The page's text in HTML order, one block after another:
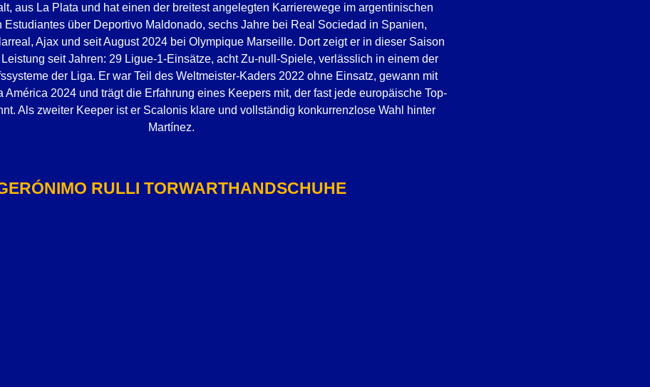
aus La Plata und hat einen der breitest angelegten Karrierewege im argentinischen
Estudiantes über Deportivo Maldonado, sechs Jahre bei Real Sociedad in Spanien,
Ajax und seit August 2024 bei Olympique Marseille. Dort zeigt er in dieser Saison
seit Jahren: 29 Ligue-1-Einsätze, acht Zu-null-Spiele, verlässlich in einem der
der Liga. Er war Teil des Weltmeister-Kaders 2022 ohne Einsatz, gewann mit
América 2024 und trägt die Erfahrung eines Keepers mit, der fast jede europäische Top-
Als zweiter Keeper ist er Scalonis klare und vollständig konkurrenzlose Wahl hinter
Martínez.
RULLI TORWARTHANDSCHUHE